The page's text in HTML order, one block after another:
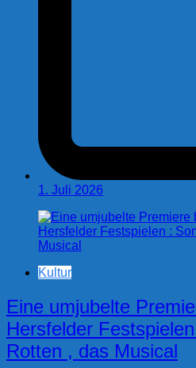
1. Juli 2026
Kultur
Eine umjubelte
Hersfelder
Rotten , das Musical